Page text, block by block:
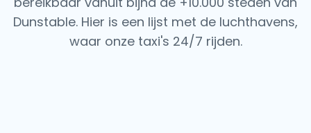
Dunstable. Hier is een lijst met de luchthavens,
waar onze taxi's 24/7 rijden.